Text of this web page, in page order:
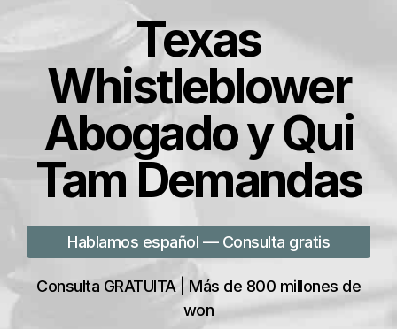
Texas
Whistleblower
Abogado y Qui
Tam Demandas
Hablamos español — Consulta gratis
Consulta GRATUITA | Más de 800 millones de
won